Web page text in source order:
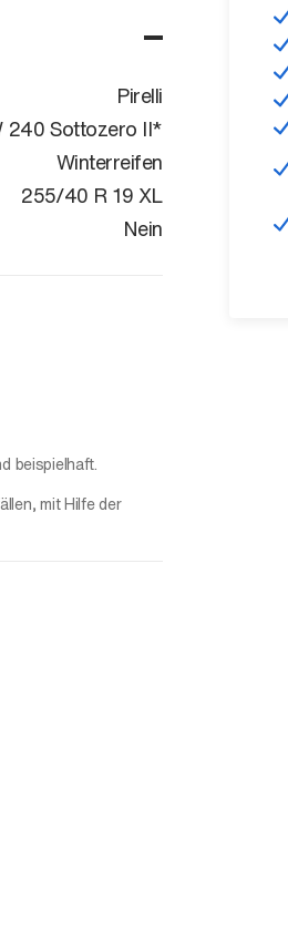
Pirelli
240 Sottozero II*
Winterreifen
255/40 R 19 XL
Nein
beispielhaft.
mit Hilfe der